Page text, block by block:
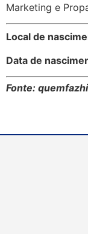
Marketing e
Local de
Data de
Fonte: